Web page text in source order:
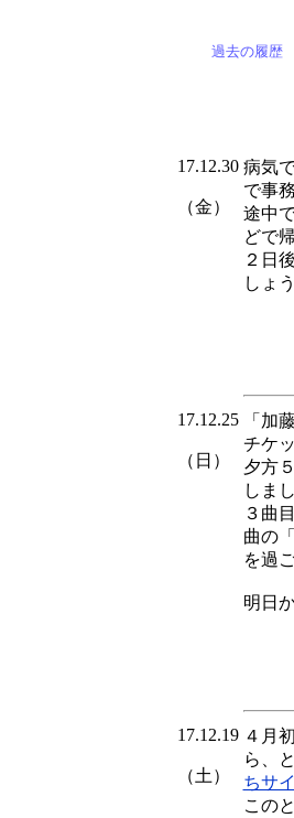
過去の履歴
17.12.30
（金）
病気
で事
途中
どで
２日
しょ
17.12.25
（日）
「加
チケ
夕方
しま
３曲
曲の
を過
明日
17.12.19
（土）
４月
ら、
ちサ
この